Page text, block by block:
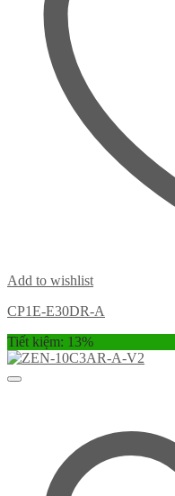
Add to wishlist
CP1E-E30DR-A
Tiết kiệm: 13%